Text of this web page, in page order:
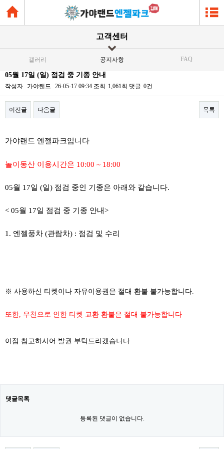
고객센터
갤러리 공지사항 FAQ
05월 17일 (일) 점검 중 기종 안내
작성자 가야랜드 26-05-17 09:34 조회 1,061회 댓글 0건
이전글 다음글 목록
가야랜드 엔젤파크입니다
놀이동산 이용시간은 10:00 ~ 18:00
05월 17일 (일) 점검 중인 기종은 아래와 같습니다.
< 05월 17일 점검 중 기종 안내>
1. 엔젤풍차 (관람차) : 점검 및 수리
※ 사용하신 티켓이나 자유이용권은 절대 환불 불가능합니다.
또한, 우천으로 인한 티켓 교환 환불은 절대 불가능합니다
이점 참고하시어 발권 부탁드리겠습니다
댓글목록
등록된 댓글이 없습니다.